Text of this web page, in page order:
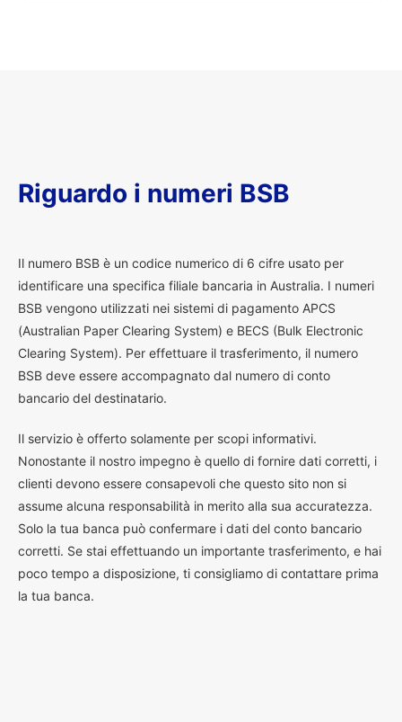
Riguardo i numeri BSB
Il numero BSB è un codice numerico di 6 cifre usato per
identificare una specifica filiale bancaria in Australia. I numeri
BSB vengono utilizzati nei sistemi di pagamento APCS
(Australian Paper Clearing System) e BECS (Bulk Electronic
Clearing System). Per effettuare il trasferimento, il numero
BSB deve essere accompagnato dal numero di conto
bancario del destinatario.
Il servizio è offerto solamente per scopi informativi.
Nonostante il nostro impegno è quello di fornire dati corretti, i
clienti devono essere consapevoli che questo sito non si
assume alcuna responsabilità in merito alla sua accuratezza.
Solo la tua banca può confermare i dati del conto bancario
corretti. Se stai effettuando un importante trasferimento, e hai
poco tempo a disposizione, ti consigliamo di contattare prima
la tua banca.